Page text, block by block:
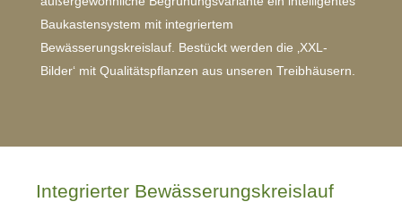
Baukastensystem mit integriertem
Bewässerungskreislauf. Bestückt werden die ‚XXL-
Bilder‘ mit Qualitätspflanzen aus unseren Treibhäusern.
Integrierter Bewässerungskreislauf